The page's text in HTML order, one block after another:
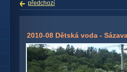
předchozí
2010-08 Dětská voda -